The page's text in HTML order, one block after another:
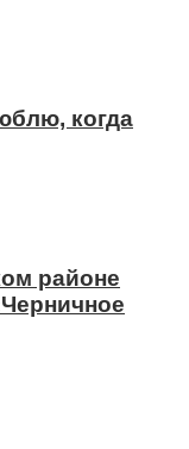
когда
районе